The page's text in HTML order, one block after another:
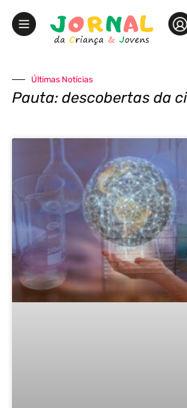
Últimas Notícias
Pauta: descobertas da